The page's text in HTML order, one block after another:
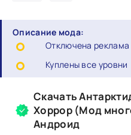
Описание мода:
Отключена реклама
Куплены все уровни
Скачать
Хоррор (Мод
Андроид